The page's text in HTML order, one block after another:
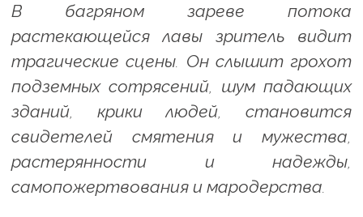
В багряном зареве потока
растекающейся лавы зритель видит
трагические сцены. Он слышит грохот
подземных сотрясений, шум падающих
зданий, крики людей, становится
свидетелей смятения и мужества,
растерянности и надежды,
самопожертвования и мародерства.